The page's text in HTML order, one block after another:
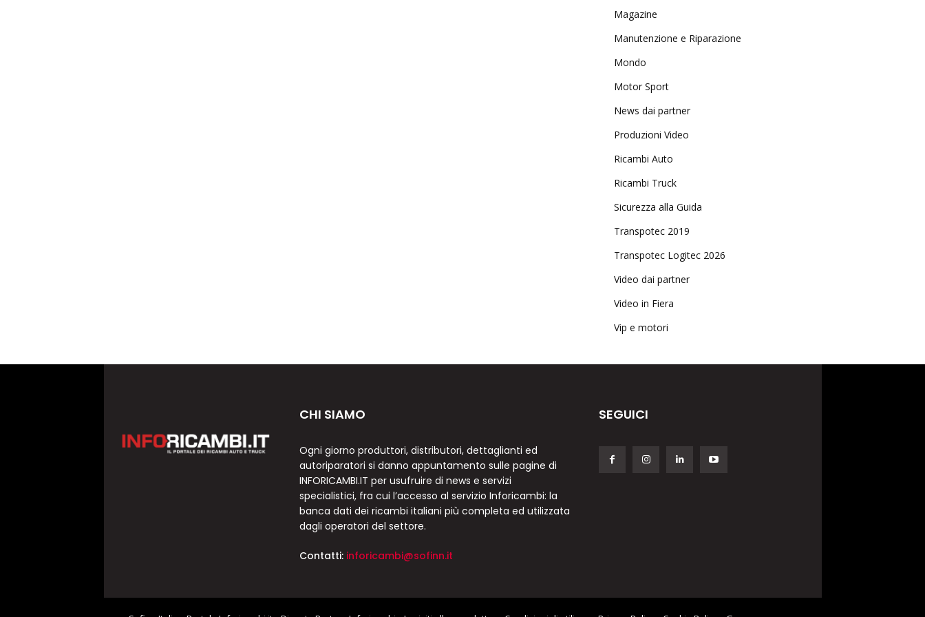
Magazine
Manutenzione e Riparazione
Mondo
Motor Sport
News dai partner
Produzioni Video
Ricambi Auto
Ricambi Truck
Sicurezza alla Guida
Transpotec 2019
Transpotec Logitec 2026
Video dai partner
Video in Fiera
Vip e motori
CHI SIAMO
Ogni giorno produttori, distributori, dettaglianti ed
autoriparatori si danno appuntamento sulle pagine di
INFORICAMBI.IT per usufruire di news e servizi
specialistici, fra cui l’accesso al servizio Inforicambi: la
banca dati dei ricambi italiani più completa ed utilizzata
dagli operatori del settore.
Contatti: inforicambi@sofinn.it
SEGUICI